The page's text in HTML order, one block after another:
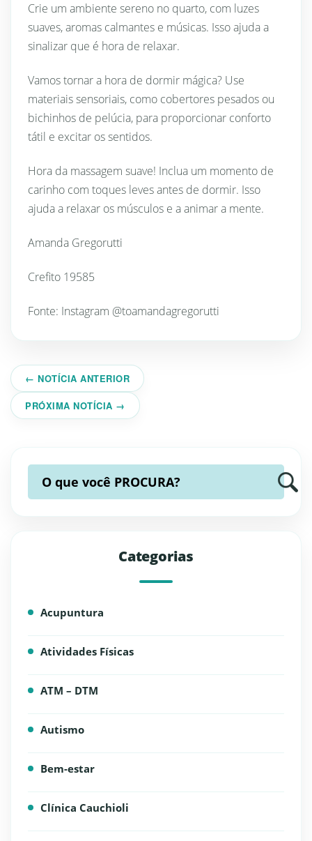
Crie um ambiente sereno no quarto, com luzes
suaves, aromas calmantes e músicas. Isso ajuda a
sinalizar que é hora de relaxar.
Vamos tornar a hora de dormir mágica? Use
materiais sensoriais, como cobertores pesados ou
bichinhos de pelúcia, para proporcionar conforto
tátil e excitar os sentidos.
Hora da massagem suave! Inclua um momento de
carinho com toques leves antes de dormir. Isso
ajuda a relaxar os músculos e a animar a mente.
Amanda Gregorutti
Crefito 19585
Fonte: Instagram @toamandagregorutti
← NOTÍCIA ANTERIOR
PRÓXIMA NOTÍCIA →
O que você PROCURA?
Categorias
Acupuntura
Atividades Físicas
ATM – DTM
Autismo
Bem-estar
Clínica Cauchioli